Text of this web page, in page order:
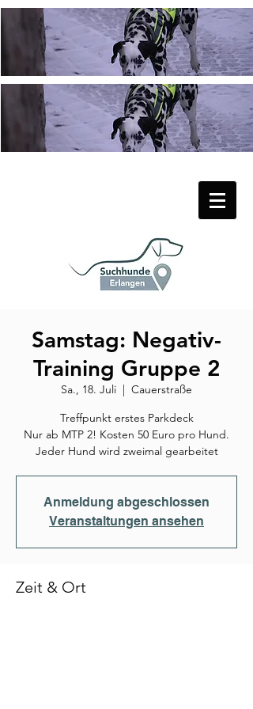
Samstag: Negativ-
Training Gruppe 2
Sa., 18. Juli
  |
Cauerstraße
Treffpunkt erstes Parkdeck
Nur ab MTP 2! Kosten 50 Euro pro Hund.
Jeder Hund wird zweimal gearbeitet
Anmeldung abgeschlossen
Veranstaltungen ansehen
Zeit & Ort